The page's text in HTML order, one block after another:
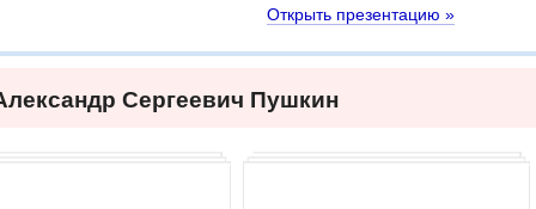
Открыть презентацию »
Сергеевич Пушкин